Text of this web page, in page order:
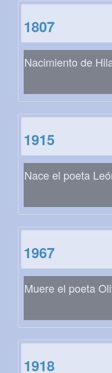
1807
Nacimiento de
1915
Nace el poeta
1967
Muere el poeta
1918